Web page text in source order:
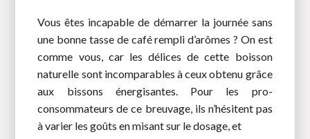
Vous êtes incapable de démarrer la journée sans
une bonne tasse de café rempli d’arômes ? On est
comme vous, car les délices de cette boisson
naturelle sont incomparables à ceux obtenu grâce
aux bissons énergisantes. Pour les pro-
consommateurs de ce breuvage, ils n’hésitent pas
à varier les goûts en misant sur le dosage, et